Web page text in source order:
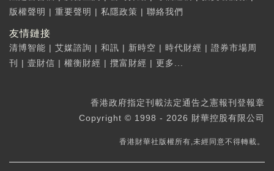
版權聲明 | 重要聲明 | 私隱政策 | 聯絡我們
友情鏈接
清博智能 | 艾媒諮詢 | 和訊 | 新時空 | 時代財經 | 證券市場周
刊
| 壹財信 | 權衡財經 | 攬富財經 | 更多...
香港政府指定刊載法定通告之憲報刊登報章
Copyright © 1998 - 2026 財華控股有限公司
香港財華社版權所有,未經同意不得轉載。